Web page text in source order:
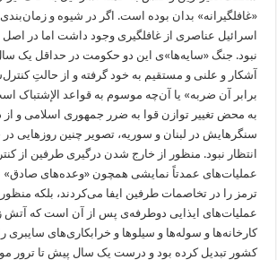
«غافلگیرانه» بدان بوده است. اگر در شیوه و
اسرائیل عناصری از غافلگیری وجود داشت اما در
نبود. جنگ «سایه‌ها»ی این دو حکومت در حداقل یک
آشکار و علنی و مستقیم به خود گرفته و از حالتِ
برابر آن ضربه» یا آن‌چه موسوم به قواعد الإشتباک
به محض تغییر توازن قوا به ضرر جمهوری اسلامی و
سنگرهایش در لبنان و سوریه، تصویر چنین روزهایی در
انتظار نبود. منظور از خارج شدن درگیری طرفین از
عملیات‌های عمدتاً نمایشی همچون «وعده‌های
ترمز را در تخاصمات طرفین ایفا می‌کردند، بلکه
عملیات‌های ایذایی دوطرفه‌ی پس از آن است که آتش
کارخانه‌ها و سوله‌ها و سیلوها و خرابکاری‌های سایبری
کشور تبدیل کرده بود و درست یک سال پیش تا ترور